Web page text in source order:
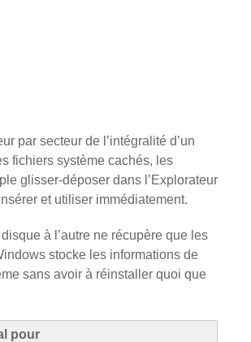
par secteur de l’intégralité d’un
fichiers système cachés, les
glisser-déposer dans l’Explorateur
et utiliser immédiatement.
à l’autre ne récupère que les
stocke les informations de
sans avoir à réinstaller quoi que
pour